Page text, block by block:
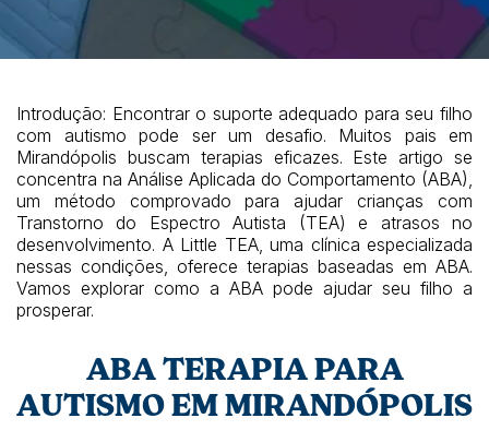
Introdução: Encontrar o suporte adequado para seu filho
com autismo pode ser um desafio. Muitos pais em
Mirandópolis buscam terapias eficazes. Este artigo se
concentra na Análise Aplicada do Comportamento (ABA),
um método comprovado para ajudar crianças com
Transtorno do Espectro Autista (TEA) e atrasos no
desenvolvimento. A Little TEA, uma clínica especializada
nessas condições, oferece terapias baseadas em ABA.
Vamos explorar como a ABA pode ajudar seu filho a
prosperar.
ABA TERAPIA PARA
AUTISMO EM MIRANDÓPOLIS